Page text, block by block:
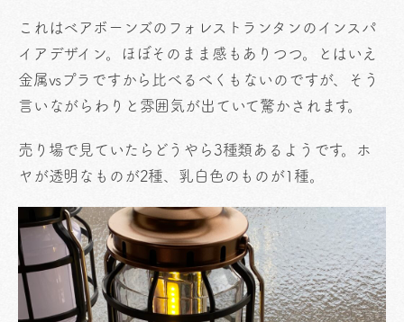
これはベアボーンズのフォレストランタンのインスパ
イアデザイン。ほぼそのまま感もありつつ。とはいえ
金属vsプラですから比べるべくもないのですが、そう
言いながらわりと雰囲気が出ていて驚かされます。
売り場で見ていたらどうやら3種類あるようです。ホ
ヤが透明なものが2種、乳白色のものが1種。